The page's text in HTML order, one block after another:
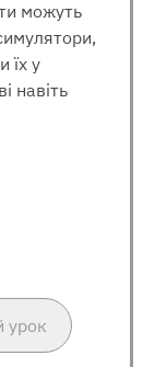
можуть
їх у
навіть
урок